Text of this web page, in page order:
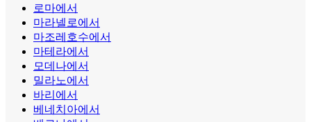
로마에서
마라넬로에서
마조레호수에서
마테라에서
모데나에서
밀라노에서
바리에서
베네치아에서